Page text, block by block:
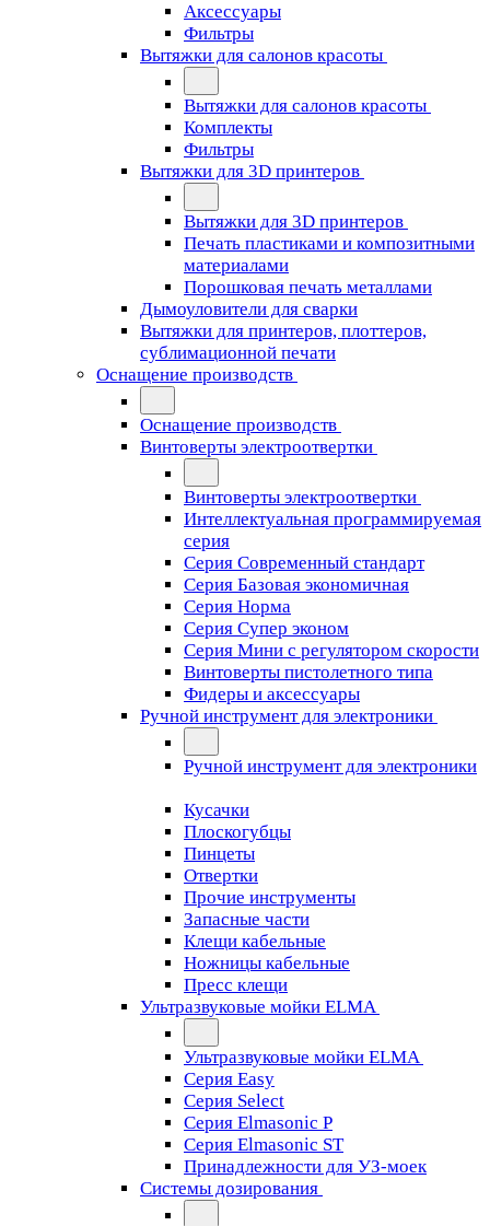
Аксессуары
Фильтры
Вытяжки для салонов красоты
Вытяжки для салонов красоты
Комплекты
Фильтры
Вытяжки для 3D принтеров
Вытяжки для 3D принтеров
Печать пластиками и композитными
материалами
Порошковая печать металлами
Дымоуловители для сварки
Вытяжки для принтеров, плоттеров,
сублимационной печати
Оснащение производств
Оснащение производств
Винтоверты электроотвертки
Винтоверты электроотвертки
Интеллектуальная программируемая
серия
Серия Современный стандарт
Серия Базовая экономичная
Серия Норма
Серия Cупер эконом
Серия Мини с регулятором скорости
Винтоверты пистолетного типа
Фидеры и аксессуары
Ручной инструмент для электроники
Ручной инструмент для электроники
Кусачки
Плоскогубцы
Пинцеты
Отвертки
Прочие инструменты
Запасные части
Клещи кабельные
Ножницы кабельные
Пресс клещи
Ультразвуковые мойки ELMA
Ультразвуковые мойки ELMA
Серия Easy
Серия Select
Серия Elmasonic P
Серия Elmasonic ST
Принадлежности для УЗ-моек
Системы дозирования